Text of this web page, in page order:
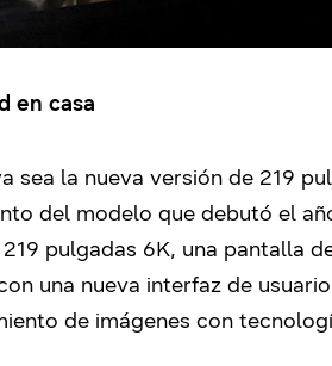
en casa
sea la nueva versión de 219
del modelo que debutó el
pulgadas 6K, una pantalla
una nueva interfaz de
de imágenes con